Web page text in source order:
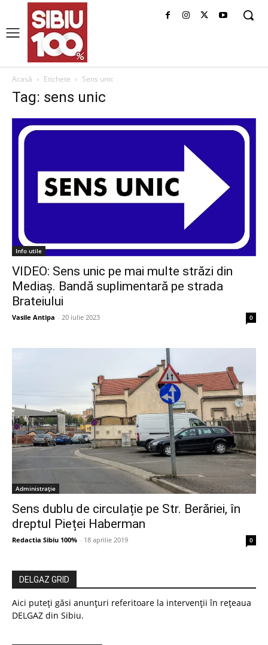
Acasă Etichete Sens unic
Tag: sens unic
Info utile
VIDEO: Sens unic pe mai multe străzi din
Mediaș. Bandă suplimentară pe strada
Brateiului
Vasile Antipa - 20 iulie 2023 0
Administrație
Sens dublu de circulație pe Str. Berăriei, în
dreptul Pieței Haberman
Redactia Sibiu 100% - 18 aprilie 2019 0
DELGAZ GRID
Aici puteți găsi anunțuri referitoare la intervenții în rețeaua
DELGAZ din Sibiu.